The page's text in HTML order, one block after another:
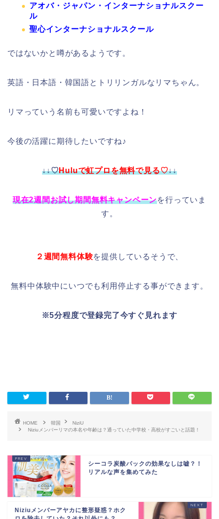
アオバ・ジャパン・インターナショナルスクー
ル
聖心インターナショナルスクール
ではないかと噂があるようです。
英語・日本語・韓国語とトリリンガルなリマちゃん。
リマっていう名前も可愛いですよね！
今後の活躍に期待したいですね♪
↓↓♡Huluで虹プロを無料で見る♡↓↓
現在2週間お試し期間無料キャンペーンを行っていま
す。
２週間無料体験を提供しているそうで、
無料中体験中にいつでも利用停止する事ができます。
※5分程度で登録完了今すぐ見れます
HOME 韓国
NiziU
Niziuメンバーリマの本名や年齢は？通っていた中学校・高校がすごいと話題！
シーコラ炭酸パックの効果なしは嘘？！
リアルな声を集めてみた
Niziuメンバーアヤカに整形疑惑？ホク